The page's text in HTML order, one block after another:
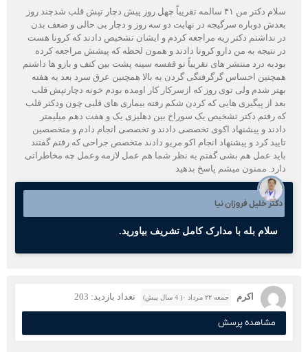
سلام دکتر من ۴۱ سالمه تقریباً چهل روز پیش دچار تپش قلب شدچند روز
بعدش دوباره سرگیجه در نهایت دو سه روز و دچار بی حالی و ضعف بدن
در نداشتم دکتر ریه مراجعه کردم و ایشان تشخیص دادند که کرونا هست
در نتیجه به من دارو کرونا دادند و همون لحظه که پیشش مراجعه کرده
بودبه درد منتشر های تقریباً تو قفسه سینه پشت بین کتف و بازو ها داشتم
همچنین احساس گرگرفتگی گردن به بالا همچنین عرق سرد بعد یه هفته
بهتر شدم ولی توی روز که ازسرکار کار اومده بودم خونه دچارتپش قلب
بعد از پیگیری هایی که کردن شکم رفته بیماری های قلبی چون ودکتر قلب
که رفتم دکتر تشخیص یک سوراخ بین دهلیزی یک و هفت دهم میلیمتر
دادند و پیشنهاد اکوی تخصصی دادند و تخصصی انجام دادم و متخصصین
تایید کرد و پیشنهاد انجام اکو مریو دادند متخصص جراحی که رفتم گفتند
باید عمل هم بشی گفتم به نظر شما هم عمل لازمه وعمل چه مخاطراتی
دارد. ممنون میشم پاسخ بدهید
دکتر خلیل فروزان نیا
سلام بله با مدارک کامل تشریف بیاورید.
اکرم جمعه ۲۲ مرداد ۰( 4 سال پیش) تعداد بازدید: 203
مشاهده پرسش